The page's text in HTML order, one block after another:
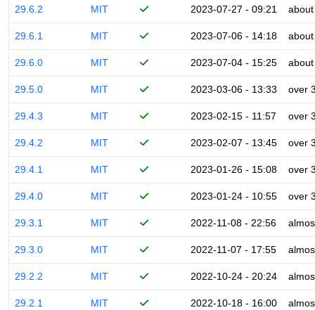
29.6.2 MIT 2023-07-27 - 09:21
29.6.1 MIT 2023-07-06 - 14:18
29.6.0 MIT 2023-07-04 - 15:25
29.5.0 MIT 2023-03-06 - 13:33 over
29.4.3 MIT 2023-02-15 - 11:57 over
29.4.2 MIT 2023-02-07 - 13:45 over
29.4.1 MIT 2023-01-26 - 15:08 over
29.4.0 MIT 2023-01-24 - 10:55 over
29.3.1 MIT 2022-11-08 - 22:56
29.3.0 MIT 2022-11-07 - 17:55
29.2.2 MIT 2022-10-24 - 20:24
29.2.1 MIT 2022-10-18 - 16:00